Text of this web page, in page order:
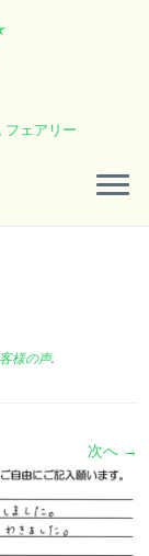
フェアリー
様の声.
次へ →